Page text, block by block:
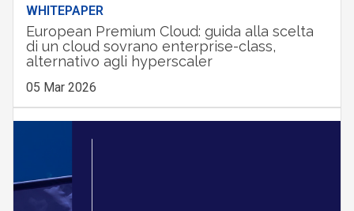
WHITEPAPER
European Premium Cloud: guida alla scelta
di un cloud sovrano enterprise-class,
alternativo agli hyperscaler
05 Mar 2026